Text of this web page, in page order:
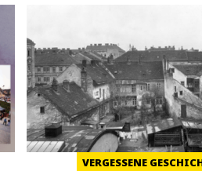
VERGESSENE